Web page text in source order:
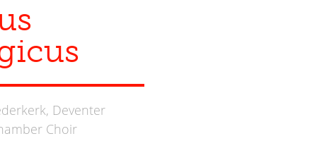
Deventer
Choir